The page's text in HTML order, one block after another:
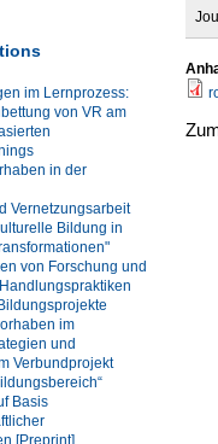
im Lernprozess:
von VR am
in der
Vernetzungsarbeit
Bildung in
von Forschung und
im
und
Verbundprojekt
Basis
[Preprint]